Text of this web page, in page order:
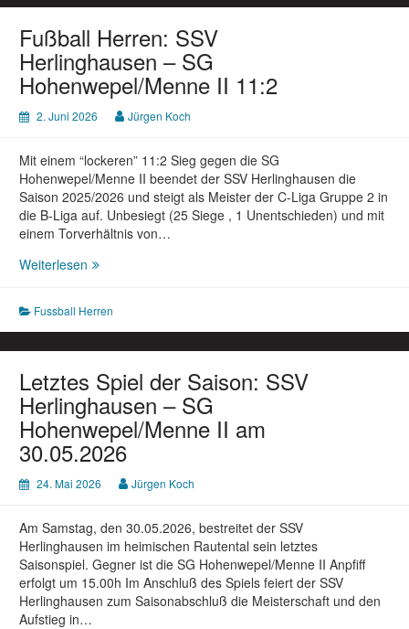
Fußball Herren: SSV
Herlinghausen – SG
Hohenwepel/Menne II 11:2
2. Juni 2026 Jürgen Koch
Mit einem “lockeren” 11:2 Sieg gegen die SG
Hohenwepel/Menne II beendet der SSV Herlinghausen die
Saison 2025/2026 und steigt als Meister der C-Liga Gruppe 2 in
die B-Liga auf. Unbesiegt (25 Siege , 1 Unentschieden) und mit
einem Torverhältnis von…
Weiterlesen Fußball
Herlinghausen
–
SG
Hohenwepel/Menne
II
11:2
Fussball Herren
Letztes Spiel der Saison: SSV
Herlinghausen – SG
Hohenwepel/Menne II am
30.05.2026
24. Mai 2026 Jürgen Koch
Am Samstag, den 30.05.2026, bestreitet der SSV
Herlinghausen im heimischen Rautental sein letztes
Saisonspiel. Gegner ist die SG Hohenwepel/Menne II Anpfiff
erfolgt um 15.00h Im Anschluß des Spiels feiert der SSV
Herlinghausen zum Saisonabschluß die Meisterschaft und den
Aufstieg in…